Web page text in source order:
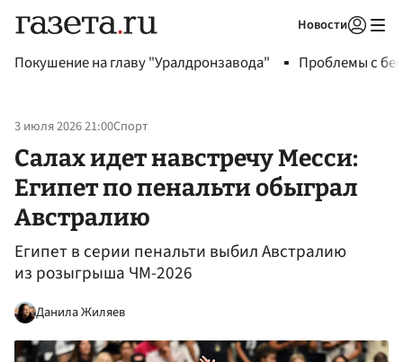
Новости
Покушение на главу "Уралдронзавода" Проблемы с
3 июля 2026 21:00Спорт
Салах идет навстречу Месси:
Египет по пенальти обыграл
Австралию
Египет в серии пенальти выбил Австралию
из розыгрыша ЧМ-2026
Данила Жиляев